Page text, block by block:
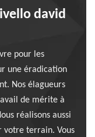
david
pour les
une éradication
Nos élagueurs
de mérite à
réalisons aussi
votre terrain. Vous